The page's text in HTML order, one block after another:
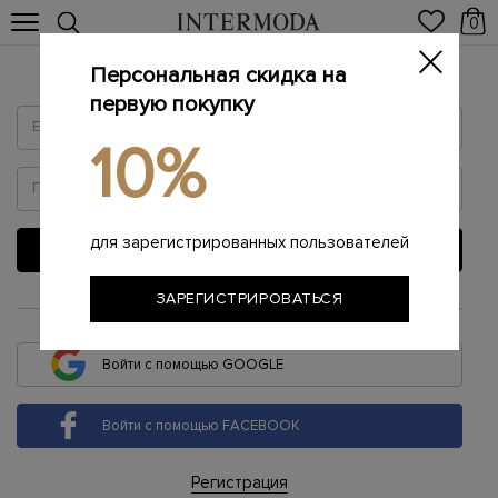
0
Войти
ВОЙТИ
или
Войти с помощью GOOGLE
Войти с помощью FACEBOOK
Регистрация
Персональная скидка на
первую покупку
10%
для зарегистрированных пользователей
ЗАРЕГИСТРИРОВАТЬСЯ